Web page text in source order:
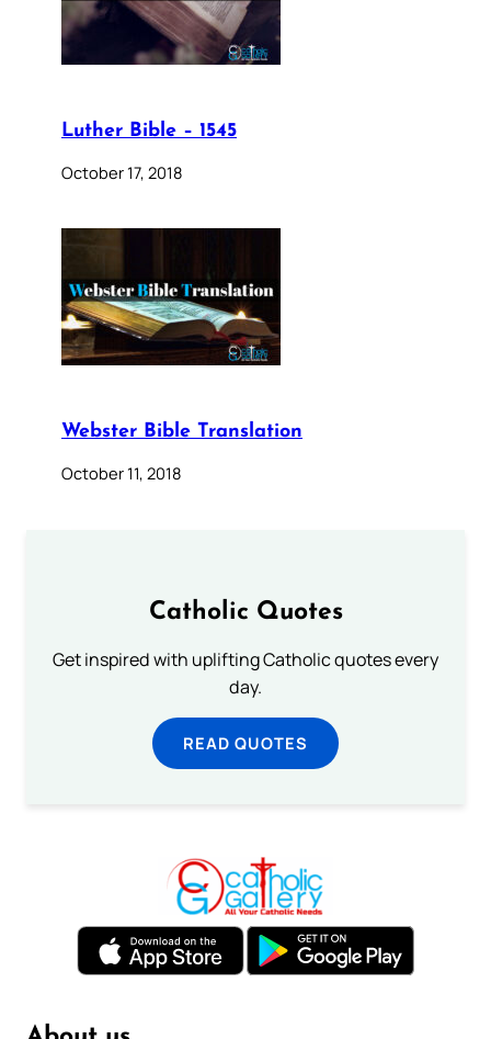
Luther Bible – 1545
October 17, 2018
Webster Bible Translation
October 11, 2018
Catholic Quotes
Get inspired with uplifting Catholic quotes every
day.
READ QUOTES